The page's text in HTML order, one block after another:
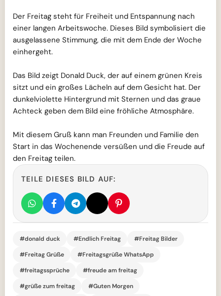
Der Freitag steht für Freiheit und Entspannung nach
einer langen Arbeitswoche. Dieses Bild symbolisiert die
ausgelassene Stimmung, die mit dem Ende der Woche
einhergeht.
Das Bild zeigt Donald Duck, der auf einem grünen Kreis
sitzt und ein großes Lächeln auf dem Gesicht hat. Der
dunkelviolette Hintergrund mit Sternen und das graue
Achteck geben dem Bild eine fröhliche Atmosphäre.
Mit diesem Gruß kann man Freunden und Familie den
Start in das Wochenende versüßen und die Freude auf
den Freitag teilen.
TEILE DIESES BILD AUF:
#donald duck #Endlich Freitag
#Freitag Bilder
#Freitag Grüße
#Freitagsgrüße WhatsApp
#freitagssprüche
#freude am freitag
#grüße zum freitag
#Guten Morgen